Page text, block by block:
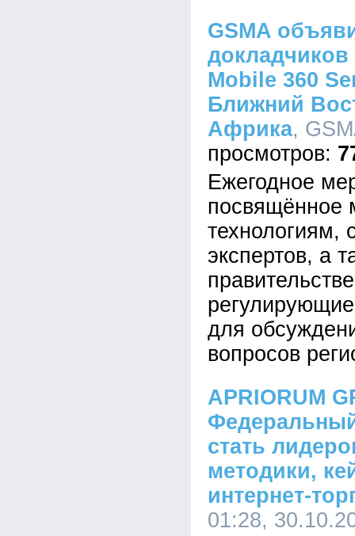
GSMA
Mobile 360
Ближний
Африка,
Ежегодное
посвящённое
технологиям,
экспертов, а
для
вопросов
APRIORUM
стать
методики,
интернет-
01:28,